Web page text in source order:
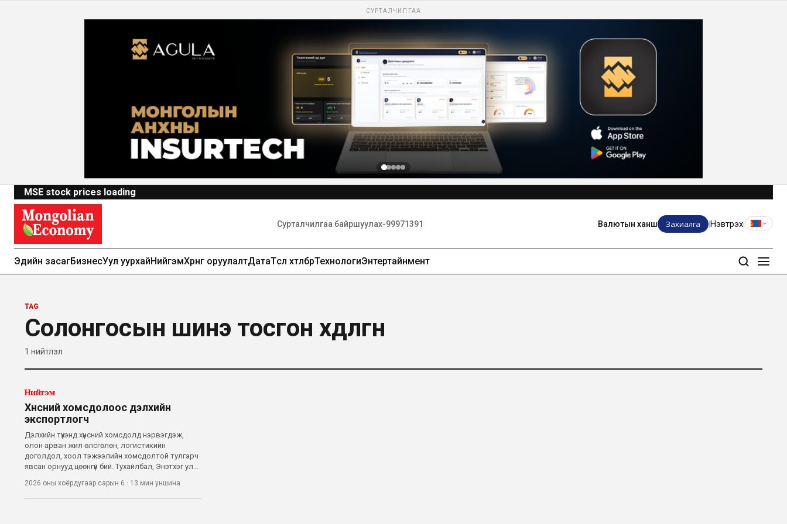
СУРТАЛЧИЛГАА
MSE stock prices loading
Сурталчилгаа байршуулах-99971391 Валютын ханш Захиалга Нэвтрэх
Эдийн засагБизнесУул уурхайНийгэмХөрөнгө оруулалтДатаТөсөл хөтөлбөрТехнологиЭнтертайнмент
TAG
Солонгосын шинэ тосгон хөдөлгөөн
1 нийтлэл
Нийгэм
Хүнсний хомсдолоос дэлхийн
экспортлогч
Дэлхийн түүхэнд хүнсний хомсдолд нэрвэгдэж,
олон арван жил өлсгөлөн, логистикийн
доголдол, хоол тэжээлийн хомсдолтой тулгарч
явсан орнууд цөөнгүй бий. Тухайлбал, Энэтхэг улс
алдсан бол, Бангладеш байгалийн гамшиг бүрийн
дараа хүнснийхээ тал хувийг гадаадаас
2026 оны хоёрдугаар сарын 6 · 13 мин уншина